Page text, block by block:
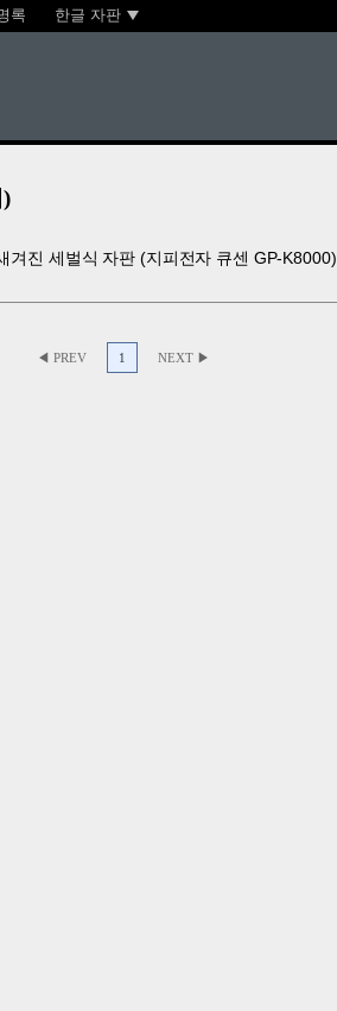
록 한글 자판
겨진 세벌식 자판 (지피전자 큐센 GP-K8000)
◀ PREV 1 NEXT ▶